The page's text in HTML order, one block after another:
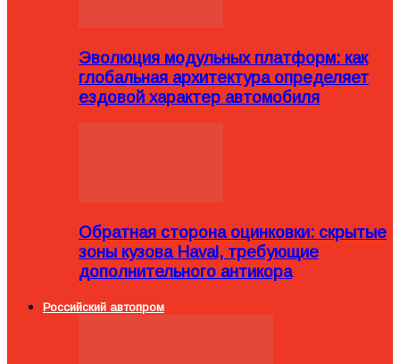
Эволюция модульных платформ: как
глобальная архитектура определяет
ездовой характер автомобиля
Обратная сторона оцинковки: скрытые
зоны кузова Haval, требующие
дополнительного антикора
Российский автопром